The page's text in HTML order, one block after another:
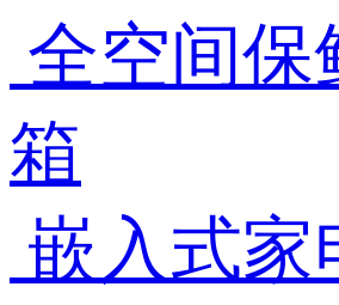
全空间保
箱
嵌入式家